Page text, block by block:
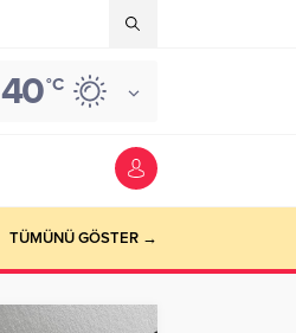
40°C
TÜMÜNÜ GÖSTER →